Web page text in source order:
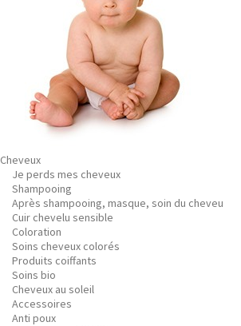
Cheveux
Je perds mes cheveux
Shampooing
Après shampooing, masque, soin du cheveu
Cuir chevelu sensible
Coloration
Soins cheveux colorés
Produits coiffants
Soins bio
Cheveux au soleil
Accessoires
Anti poux